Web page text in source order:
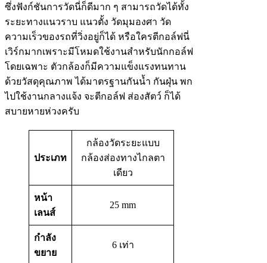
ซึ่งฟังก์ชันการวัดนี่ก็ดีมาก ๆ สามารถวัดได้ทั้ง
ระยะทางแนวราบ แนวตั้ง วัดมุมองศา วัด
ความเร็วของรถที่วิ่งอยู่ก็ได้ หรือใครตีกอล์ฟนี่
เวิร์กมากเพราะมีโหมดใช้งานสำหรับนักกอล์ฟ
โดยเฉพาะ ตัวกล้องก็มีความแข็งแรงทนทาน
ด้วยวัสดุคุณภาพ ได้มาตรฐานกันน้ำ กันฝุ่น พก
ไปใช้งานกลางแจ้ง จะตีกอล์ฟ ส่องสัตว์ ก็ได้
สบายหายห่วงครับ
ประเภท
กล้องวัดระยะแบบ
กล้องส่องทางไกลตา
เดียว
หน้า
เลนส์
25 mm
กำลัง
ขยาย
6 เท่า